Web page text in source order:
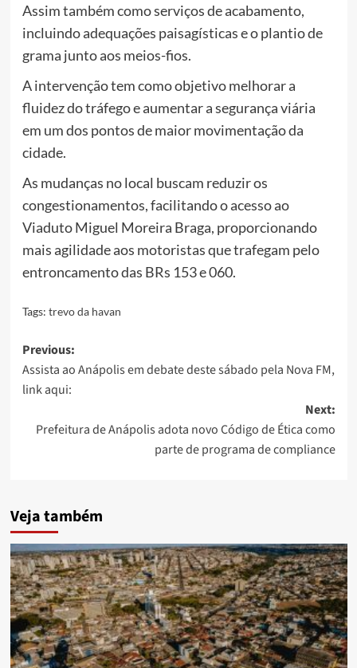
Assim também como serviços de acabamento,
incluindo adequações paisagísticas e o plantio de
grama junto aos meios-fios.
A intervenção tem como objetivo melhorar a
fluidez do tráfego e aumentar a segurança viária
em um dos pontos de maior movimentação da
cidade.
As mudanças no local buscam reduzir os
congestionamentos, facilitando o acesso ao
Viaduto Miguel Moreira Braga, proporcionando
mais agilidade aos motoristas que trafegam pelo
entroncamento das BRs 153 e 060.
Tags: trevo da havan
Post
navigation
Previous:
Assista ao Anápolis em debate deste sábado pela Nova FM,
link aqui:
Next:
Prefeitura de Anápolis adota novo Código de Ética como
parte de programa de compliance
Veja também